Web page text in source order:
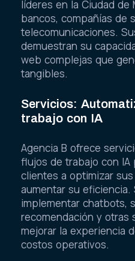
líderes en la Ciudad de
bancos, compañías de
telecomunicaciones.
demuestran su
web complejas que
tangibles.
Servicios:
trabajo con IA
Agencia B ofrece
flujos de trabajo con IA
clientes a optimizar
aumentar su
implementar chatbots,
recomendación y otras
mejorar la experiencia
costos operativos.